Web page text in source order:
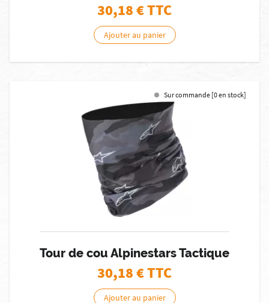
30,18€ TTC
Ajouter au panier
Sur commande [0 en stock]
Tour de cou Alpinestars Tactique
30,18€ TTC
Ajouter au panier